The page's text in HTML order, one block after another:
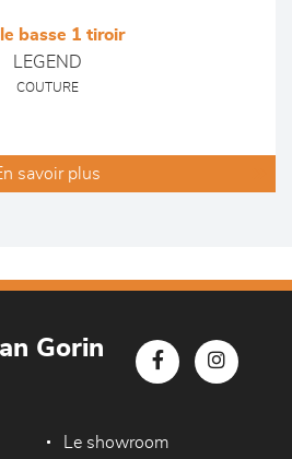
basse 1 tiroir
LEGEND
COUTURE
savoir plus
Gorin
Le showroom